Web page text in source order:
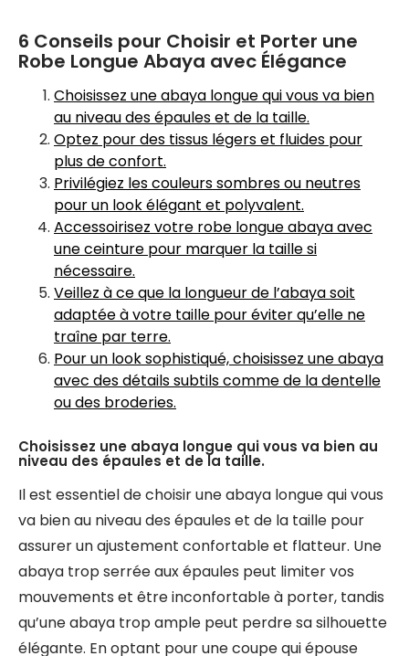
6 Conseils pour Choisir et Porter une
Robe Longue Abaya avec Élégance
Choisissez une abaya longue qui vous va bien
au niveau des épaules et de la taille.
Optez pour des tissus légers et fluides pour
plus de confort.
Privilégiez les couleurs sombres ou neutres
pour un look élégant et polyvalent.
Accessoirisez votre robe longue abaya avec
une ceinture pour marquer la taille si
nécessaire.
Veillez à ce que la longueur de l’abaya soit
adaptée à votre taille pour éviter qu’elle ne
traîne par terre.
Pour un look sophistiqué, choisissez une abaya
avec des détails subtils comme de la dentelle
ou des broderies.
Choisissez une abaya longue qui vous va bien au
niveau des épaules et de la taille.
Il est essentiel de choisir une abaya longue qui vous
va bien au niveau des épaules et de la taille pour
assurer un ajustement confortable et flatteur. Une
abaya trop serrée aux épaules peut limiter vos
mouvements et être inconfortable à porter, tandis
qu’une abaya trop ample peut perdre sa silhouette
élégante. En optant pour une coupe qui épouse